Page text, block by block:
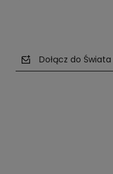
Dołącz do